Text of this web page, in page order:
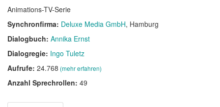
Animations-TV-Serie
Synchronfirma: Deluxe Media GmbH, Hamburg
Dialogbuch: Annika Ernst
Dialogregie: Ingo Tuletz
Aufrufe: 24.768 (mehr erfahren)
Anzahl Sprechrollen: 49